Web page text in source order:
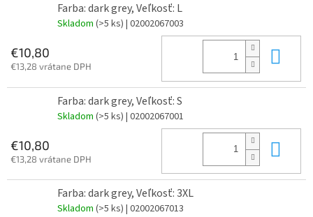
Farba: dark grey, Veľkosť: L
Skladom (>5 ks) | 02002067003
€10,80
€13,28 vrátane DPH
Farba: dark grey, Veľkosť: S
Skladom (>5 ks) | 02002067001
€10,80
€13,28 vrátane DPH
Farba: dark grey, Veľkosť: 3XL
Skladom (>5 ks) | 02002067013